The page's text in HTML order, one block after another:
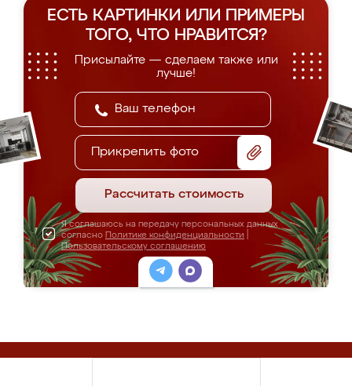
ЕСТЬ КАРТИНКИ ИЛИ ПРИМЕРЫ
ТОГО, ЧТО НРАВИТСЯ?
Присылайте — сделаем также или
лучше!
Прикрепить фото
Рассчитать стоимость
Я соглашаюсь на передачу персональных данных
согласно Политике конфиденциальности
Пользовательскому соглашению